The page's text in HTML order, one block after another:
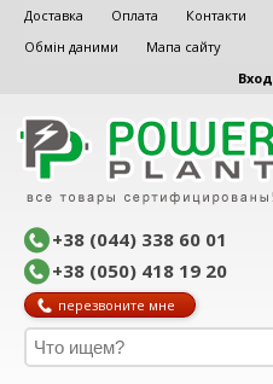
Доставка Оплата Контакти
Обмін даними
Мапа сайту
Вход
+38 (044) 338 60 01
+38 (050) 418 19 20
перезвоните мне